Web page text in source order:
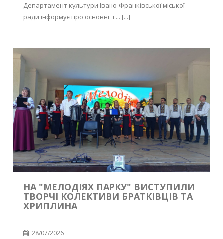
Департамент культури Івано-Франківської міської
ради інформує про основні п ... [...]
НА "МЕЛОДІЯХ ПАРКУ" ВИСТУПИЛИ
ТВОРЧІ КОЛЕКТИВИ БРАТКІВЦІВ ТА
ХРИПЛИНА
28/07/2026